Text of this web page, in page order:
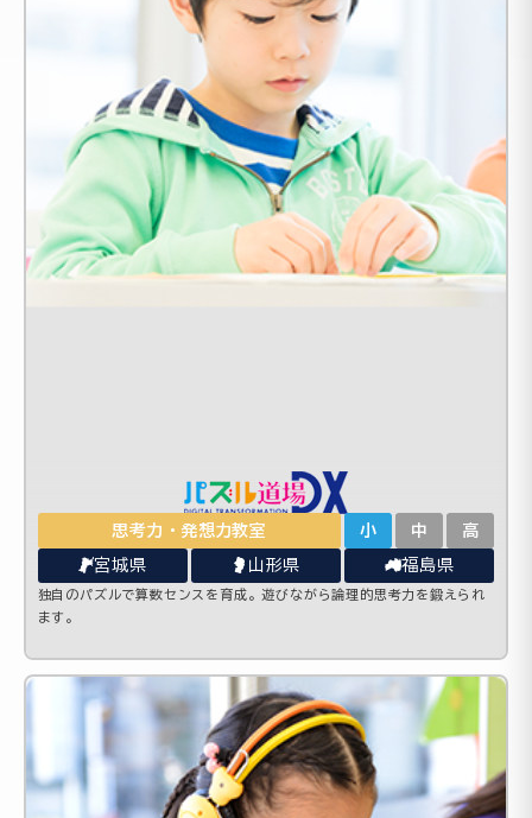
思考力・発想力教室 小 中 高
宮城県 山形県 福島県
独自のパズルで算数センスを育成。遊びながら論理的思考力を鍛えられ
ます。